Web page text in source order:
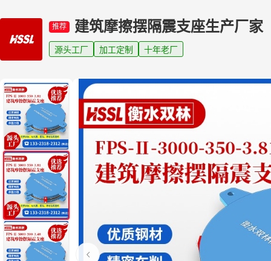
推荐 建筑摩擦摆隔震支座生产厂家
源头工厂 加工定制 十年老厂